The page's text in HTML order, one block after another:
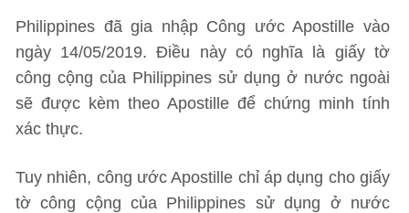
Philippines đã gia nhập Công ước Apostille vào
ngày 14/05/2019. Điều này có nghĩa là giấy tờ
công cộng của Philippines sử dụng ở nước ngoài
sẽ được kèm theo Apostille để chứng minh tính
xác thực.
Tuy nhiên, công ước Apostille chỉ áp dụng cho giấy
tờ công cộng của Philippines sử dụng ở nước